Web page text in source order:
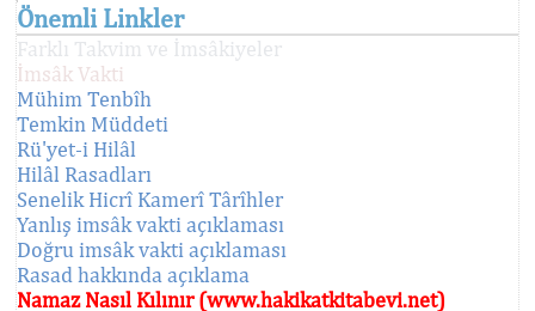
Önemli Linkler
Farklı Takvim ve İmsâkiyeler
İmsâk Vakti
Mühim Tenbîh
Temkin Müddeti
Rü'yet-i Hilâl
Hilâl Rasadları
Senelik Hicrî Kamerî Târîhler
Yanlış imsâk vakti açıklaması
Doğru imsâk vakti açıklaması
Rasad hakkında açıklama
Namaz Nasıl Kılınır (www.hakikatkitabevi.net)